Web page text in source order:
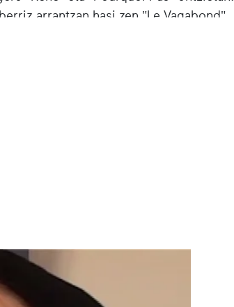
arrantzan hasi zen "Le Vagabond"
ezkondu zen eta 1960an bere lehen